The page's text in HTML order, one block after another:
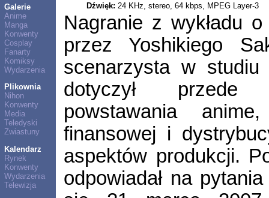
Galerie
Anime
Manga
Konwenty
Cosplay
Fanarty
Komiksy
Wydarzenia
Plikownia
Nihon
Konwenty
Media
Teledyski
Zwiastuny
Kalendarz
Rynek
Konwenty
Wydarzenia
Telewizja
Dźwięk: 24 KHz, stereo, 64 kbps, MPEG Layer-3
Nagranie z wykładu
przez Yoshikiego
scenarzysta w studiu
dotyczył przede
powstawania
finansowej i
aspektów produkcji.
odpowiadał na